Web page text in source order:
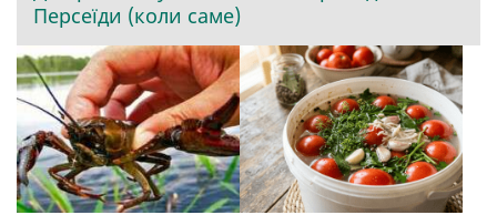
Персеїди (коли саме)